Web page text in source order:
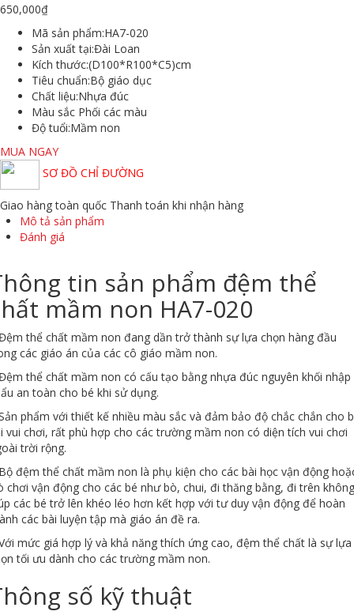
650,000₫
Mã sản phẩm:HA7-020
Sản xuất tại:Đài Loan
Kích thước:(D100*R100*C5)cm
Tiêu chuẩn:Bộ giáo dục
Chất liệu:Nhựa đúc
Màu sắc Phối các màu
Độ tuổi:Mầm non
MUA NGAY
SƠ ĐỒ CHỈ ĐƯỜNG
Giao hàng toàn quốc Thanh toán khi nhận hàng
Mô tả sản phẩm
Đánh giá
tin sản phẩm đệm thể
mầm non HA7-020
thể chất mầm non đang dần trở thành sự lựa chọn hàng đầu
các giáo án của các cô giáo mầm non.
thể chất mầm non có cấu tạo bằng nhựa đúc nguyên khối nhập
an toàn cho bé khi sử dụng.
phẩm với thiết kế nhiều màu sắc và đảm bảo độ chắc chắn cho
vui chơi, rất phù hợp cho các trường mầm non có diện tích vui chơi
trời rộng.
đệm thể chất mầm non là phụ kiện cho các bài học vận động
chơi vận động cho các bé như bò, chui, đi thăng bằng, đi trên
các bé trở lên khéo léo hơn kết hợp với tư duy vận động để hoàn
các bài luyện tập mà giáo án đề ra.
mức giá hợp lý và khả năng thích ứng cao, đệm thể chất là sự lựa
tối ưu dành cho các trường mầm non.
số kỹ thuật